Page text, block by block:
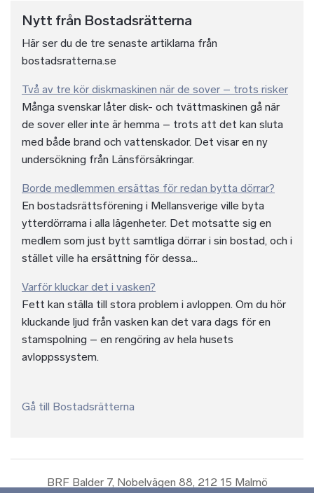
Nytt från Bostadsrätterna
Här ser du de tre senaste artiklarna från
bostadsratterna.se
Två av tre kör diskmaskinen när de sover – trots risker
Många svenskar låter disk- och tvättmaskinen gå när
de sover eller inte är hemma – trots att det kan sluta
med både brand och vattenskador. Det visar en ny
undersökning från Länsförsäkringar.
Borde medlemmen ersättas för redan bytta dörrar?
En bostadsrättsförening i Mellansverige ville byta
ytterdörrarna i alla lägenheter. Det motsatte sig en
medlem som just bytt samtliga dörrar i sin bostad, och i
stället ville ha ersättning för dessa...
Varför kluckar det i vasken?
Fett kan ställa till stora problem i avloppen. Om du hör
kluckande ljud från vasken kan det vara dags för en
stamspolning – en rengöring av hela husets
avloppssystem.
Gå till Bostadsrätterna
BRF Balder 7, Nobelvägen 88, 212 15 Malmö